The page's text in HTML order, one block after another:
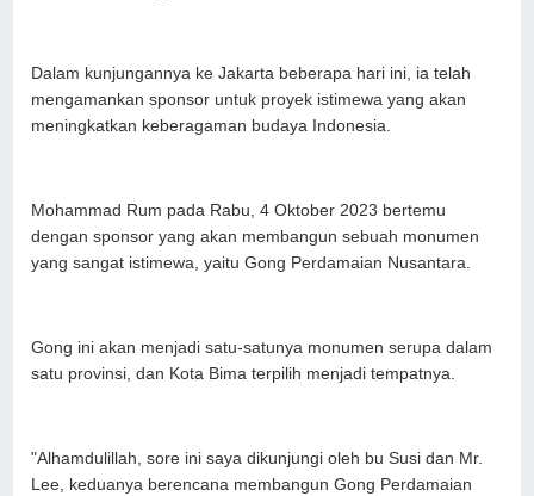
Dalam kunjungannya ke Jakarta beberapa hari ini, ia telah
mengamankan sponsor untuk proyek istimewa yang akan
meningkatkan keberagaman budaya Indonesia.
Mohammad Rum pada Rabu, 4 Oktober 2023 bertemu
dengan sponsor yang akan membangun sebuah monumen
yang sangat istimewa, yaitu Gong Perdamaian Nusantara.
Gong ini akan menjadi satu-satunya monumen serupa dalam
satu provinsi, dan Kota Bima terpilih menjadi tempatnya.
"Alhamdulillah, sore ini saya dikunjungi oleh bu Susi dan Mr.
Lee, keduanya berencana membangun Gong Perdamaian